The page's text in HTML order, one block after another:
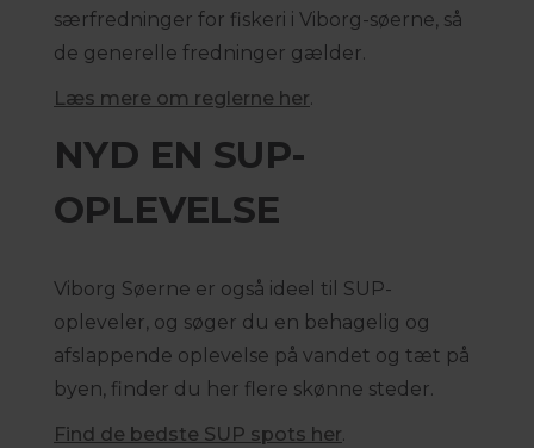
særfredninger for fiskeri i Viborg-søerne, så
de generelle fredninger gælder.
Læs mere om reglerne her.
NYD EN SUP-
OPLEVELSE
Viborg Søerne er også ideel til SUP-
opleveler, og søger du en behagelig og
afslappende oplevelse på vandet og tæt på
byen, finder du her flere skønne steder.
Find de bedste SUP spots her.